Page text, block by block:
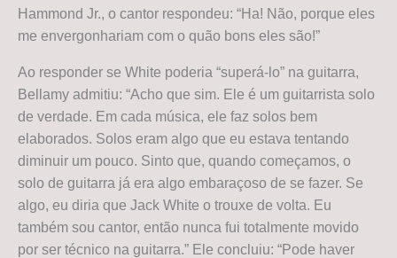
Hammond Jr., o cantor respondeu: “Ha! Não, porque eles
me envergonhariam com o quão bons eles são!”
Ao responder se White poderia “superá-lo” na guitarra,
Bellamy admitiu: “Acho que sim. Ele é um guitarrista solo
de verdade. Em cada música, ele faz solos bem
elaborados. Solos eram algo que eu estava tentando
diminuir um pouco. Sinto que, quando começamos, o
solo de guitarra já era algo embaraçoso de se fazer. Se
algo, eu diria que Jack White o trouxe de volta. Eu
também sou cantor, então nunca fui totalmente movido
por ser técnico na guitarra.” Ele concluiu: “Pode haver